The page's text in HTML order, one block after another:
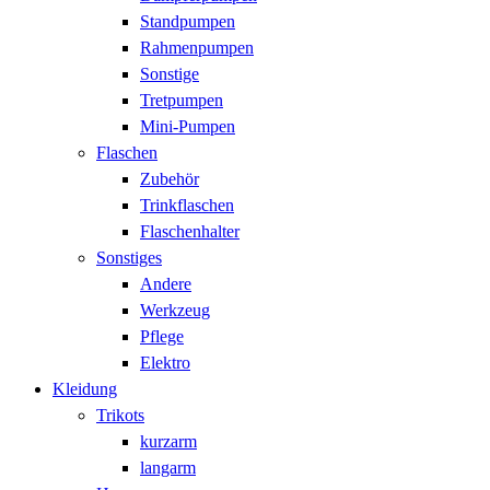
Standpumpen
Rahmenpumpen
Sonstige
Tretpumpen
Mini-Pumpen
Flaschen
Zubehör
Trinkflaschen
Flaschenhalter
Sonstiges
Andere
Werkzeug
Pflege
Elektro
Kleidung
Trikots
kurzarm
langarm